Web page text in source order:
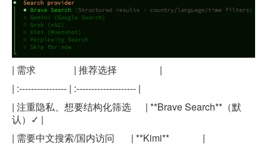
| 需求 | 推荐选择 |
| :---------------- | :-------------------- |
| 注重隐私、想要结构化筛选 | **Brave Search** （默
认）✓ |
| 需要中文搜索/国内访问 | **Kimi** |